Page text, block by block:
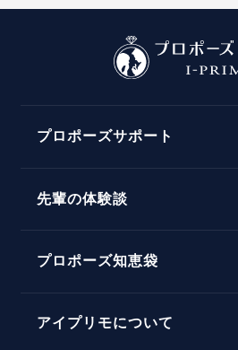
プロポーズサポート
プロポーズアイテム
先輩の体験談
プロポーズ知恵袋
アイプリモについて